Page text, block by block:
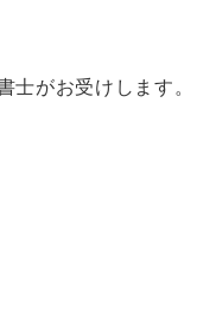
士がお受けします。